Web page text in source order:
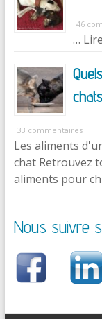
46
…
33 commentaires
Les aliments
chat Retrouvez
aliments pour
Nous suivre